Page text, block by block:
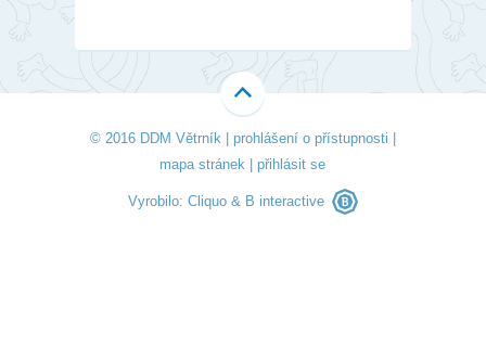
© 2016 DDM Větrník | prohlášení o přístupnosti
mapa stránek |přihlásit se
Vyrobilo:Cliquo & B interactive